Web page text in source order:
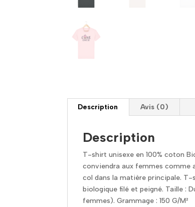
Description Avis (0)
Description
T-shirt unisexe en 100% coton
conviendra aux femmes comme
col dans la matière principale.
biologique filé et peigné. Taille :
femmes). Grammage : 150 G/M²